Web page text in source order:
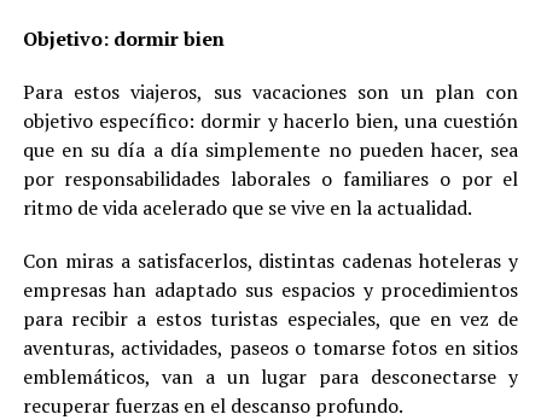
Objetivo: dormir bien
Para estos viajeros, sus vacaciones son un plan con
objetivo específico: dormir y hacerlo bien, una cuestión
que en su día a día simplemente no pueden hacer, sea
por responsabilidades laborales o familiares o por el
ritmo de vida acelerado que se vive en la actualidad.
Con miras a satisfacerlos, distintas cadenas hoteleras y
empresas han adaptado sus espacios y procedimientos
para recibir a estos turistas especiales, que en vez de
aventuras, actividades, paseos o tomarse fotos en sitios
emblemáticos, van a un lugar para desconectarse y
recuperar fuerzas en el descanso profundo.